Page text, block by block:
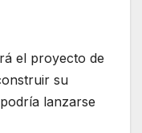
el proyecto de
su
lanzarse